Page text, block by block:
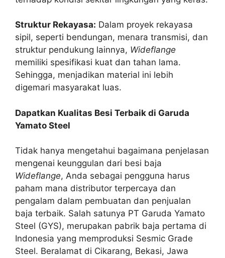
Struktur Rekayasa: Dalam proyek rekayasa
sipil, seperti bendungan, menara transmisi, dan
struktur pendukung lainnya, Wideflange
memiliki spesifikasi kuat dan tahan lama.
Sehingga, menjadikan material ini lebih
digemari masyarakat luas.
Dapatkan Kualitas Besi Terbaik di Garuda
Yamato Steel
Tidak hanya mengetahui bagaimana penjelasan
mengenai keunggulan dari besi baja
Wideflange, Anda sebagai pengguna harus
paham mana distributor terpercaya dan
pengalam dalam pembuatan dan penjualan
baja terbaik. Salah satunya PT Garuda Yamato
Steel (GYS), merupakan pabrik baja pertama di
Indonesia yang memproduksi Sesmic Grade
Steel. Beralamat di Cikarang, Bekasi, Jawa